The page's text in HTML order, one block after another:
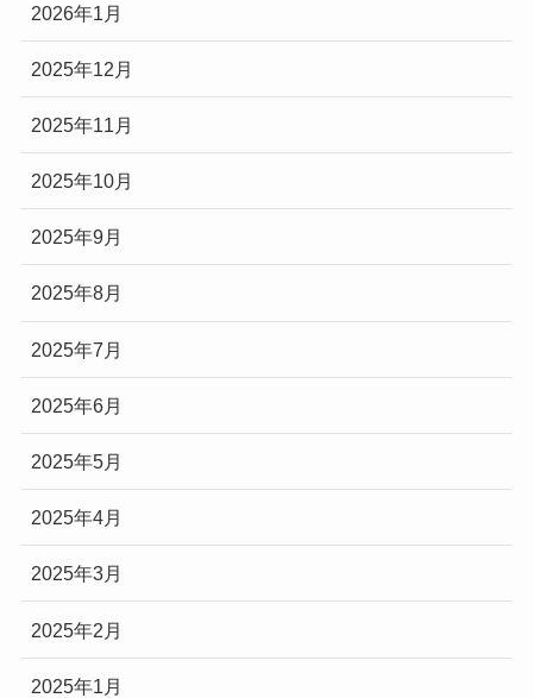
2026年1月
2025年12月
2025年11月
2025年10月
2025年9月
2025年8月
2025年7月
2025年6月
2025年5月
2025年4月
2025年3月
2025年2月
2025年1月